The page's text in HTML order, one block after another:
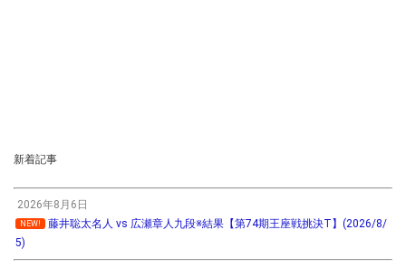
新着記事
2026年8月6日
NEW!
藤井聡太名人 vs 広瀬章人九段※結果【第74期王座戦挑決T】(2026/8/
5)